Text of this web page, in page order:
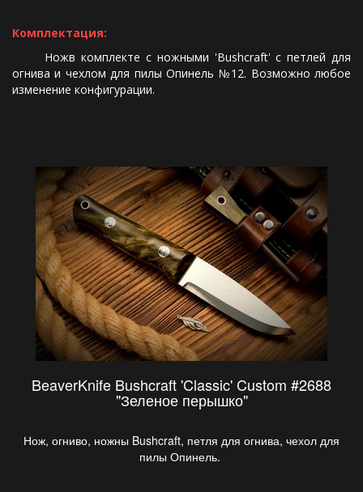
Комплектация:
Ножв комплекте с ножными 'Bushcraft' с петлей для
огнива и чехлом для пилы Опинель №12. Возможно любое
изменение конфигурации.
BeaverKnife Bushcraft 'Classic' Custom #2688
"Зеленое перышко"
Нож, огниво, ножны Bushcraft, петля для огнива, чехол для
пилы Опинель.